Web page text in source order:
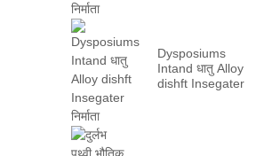
Dysposiums
Intand धातु Alloy
dishft Insegater